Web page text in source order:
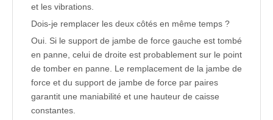
et les vibrations.
Dois-je remplacer les deux côtés en même temps ?
Oui. Si le support de jambe de force gauche est tombé
en panne, celui de droite est probablement sur le point
de tomber en panne. Le remplacement de la jambe de
force et du support de jambe de force par paires
garantit une maniabilité et une hauteur de caisse
constantes.